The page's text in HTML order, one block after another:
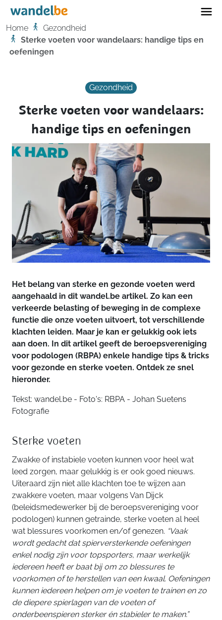
Home
Home
Gezondheid
Sterke voeten voor wandelaars: handige tips en
oefeningen
Gezondheid
Sterke voeten voor wandelaars:
handige tips en oefeningen
Het belang van sterke en gezonde voeten werd
aangehaald in dit wandel.be artikel. Zo kan een
verkeerde belasting of beweging in de complexe
functie die onze voeten uitvoert, tot verschillende
klachten leiden. Maar je kan er gelukkig ook iets
aan doen. In dit artikel geeft de beroepsvereniging
voor podologen (RBPA) enkele handige tips & tricks
voor gezonde en sterke voeten. Ontdek ze snel
hieronder.
Tekst: wandel.be - Foto's: RBPA - Johan Suetens
Fotografie
Sterke voeten
Zwakke of instabiele voeten kunnen voor heel wat
leed zorgen, maar gelukkig is er ook goed nieuws.
Uiteraard zijn niet alle klachten toe te wijzen aan
zwakkere voeten, maar volgens Van Dijck
(beleidsmedewerker bij de beroepsvereniging voor
podologen) kunnen getrainde, sterke voeten al heel
wat blessures voorkomen en/of genezen. “Vaak
wordt gedacht dat spierversterkende oefeningen
enkel nodig zijn voor topsporters, maar werkelijk
iedereen heeft er baat bij om zo blessures te
voorkomen of te herstellen van een kwaal. Oefeningen
kunnen iedereen helpen om je voeten te trainen en zo
de diepere spierlagen van de voeten of
onderbeenspieren sterker én stabieler te maken.”